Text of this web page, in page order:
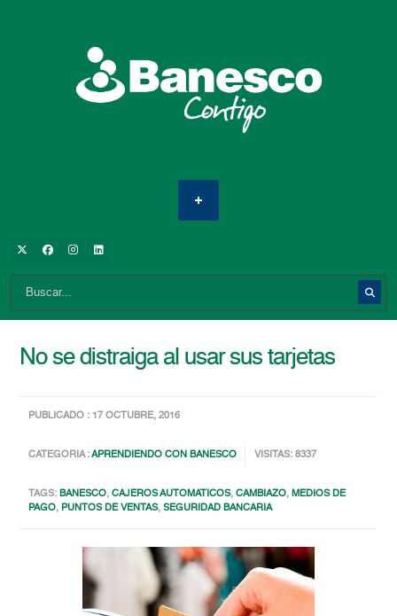
No se distraiga al usar sus tarjetas
PUBLICADO : 17 OCTUBRE, 2016
CATEGORIA :APRENDIENDO CON BANESCO VISITAS: 8337
TAGS:BANESCO,CAJEROS AUTOMATICOS,CAMBIAZO,MEDIOS DE
PAGO, PUNTOS DE VENTAS,SEGURIDAD BANCARIA